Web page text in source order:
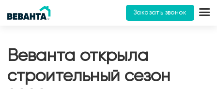
Заказать звонок
Веванта открыла
строительный сезон